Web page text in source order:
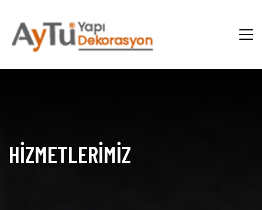
HİZMETLERİMİZ